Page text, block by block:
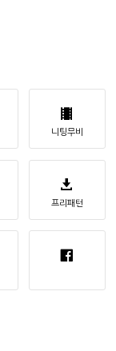
니팅무비
프리패턴